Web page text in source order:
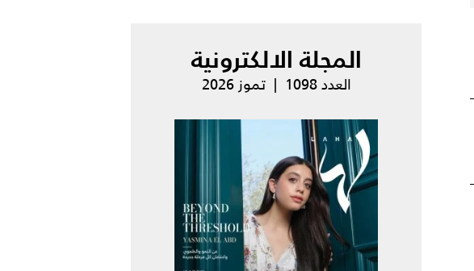
المجلة الالكترونية
العدد 1098 | تموز 2026